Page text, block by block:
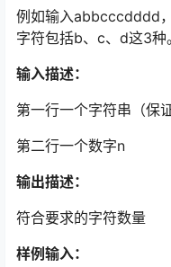
例如输入abbcccdddd
字符包括b、c、d这3种。
输入描述：
第一行一个字符串（保
第二行一个数字n
输出描述：
符合要求的字符数量
样例输入：